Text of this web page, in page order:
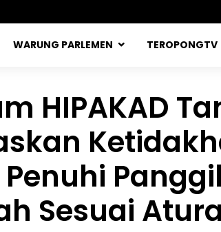
WARUNG PARLEMEN TEROPONGTV
HIPAKAD
Penuhi
Sesuai